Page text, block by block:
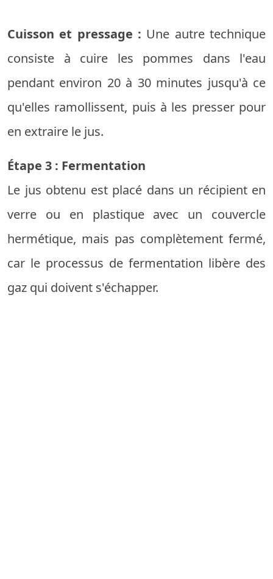
Cuisson et pressage : Une autre technique
consiste à cuire les pommes dans l'eau
pendant environ 20 à 30 minutes jusqu'à ce
qu'elles ramollissent, puis à les presser pour
en extraire le jus.
Étape 3 : Fermentation
Le jus obtenu est placé dans un récipient en
verre ou en plastique avec un couvercle
hermétique, mais pas complètement fermé,
car le processus de fermentation libère des
gaz qui doivent s'échapper.